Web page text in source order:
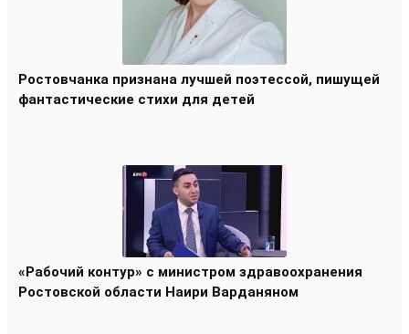
Ростовчанка признана лучшей поэтессой, пишущей
фантастические стихи для детей
«Рабочий контур» с министром здравоохранения
Ростовской области Наири Варданяном